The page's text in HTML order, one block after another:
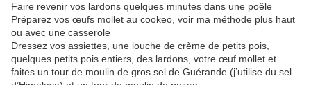
Faire revenir vos lardons quelques minutes dans une poêle
Préparez vos œufs mollet au cookeo, voir ma méthode plus haut
ou avec une casserole
Dressez vos assiettes, une louche de crème de petits pois,
quelques petits pois entiers, des lardons, votre œuf mollet et
faites un tour de moulin de gros sel de Guérande (j’utilise du sel